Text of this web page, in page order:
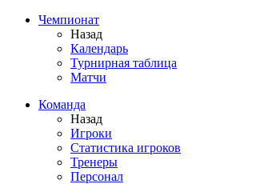
Чемпионат
Назад
Календарь
Турнирная таблица
Матчи
Команда
Назад
Игроки
Статистика игроков
Тренеры
Персонал